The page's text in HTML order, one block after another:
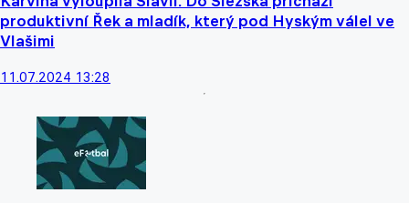
produktivní Řek a mladík, který pod Hyským válel ve
Vlašimi
11.07.2024 13:28